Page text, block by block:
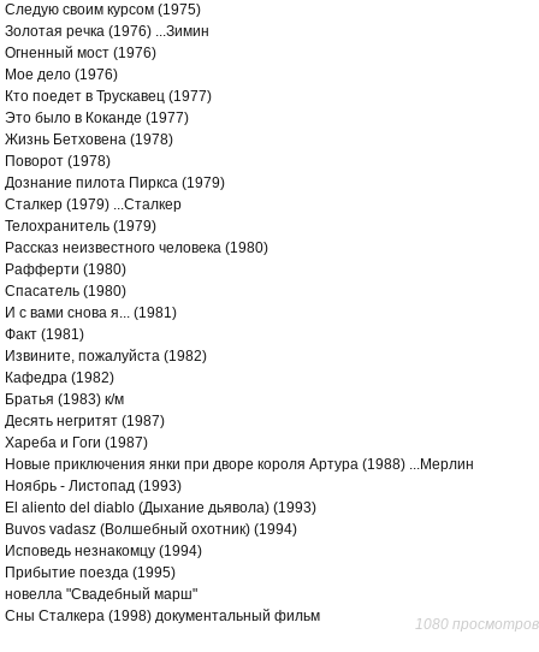
Следую своим курсом (1975)
Золотая речка (1976) ...Зимин
Огненный мост (1976)
Мое дело (1976)
Кто поедет в Трускавец (1977)
Это было в Коканде (1977)
Жизнь Бетховена (1978)
Поворот (1978)
Дознание пилота Пиркса (1979)
Сталкер (1979) ...Сталкер
Телохранитель (1979)
Рассказ неизвестного человека (1980)
Рафферти (1980)
Спасатель (1980)
И с вами снова я... (1981)
Факт (1981)
Извините, пожалуйста (1982)
Кафедра (1982)
Братья (1983) к/м
Десять негритят (1987)
Хареба и Гоги (1987)
Новые приключения янки при дворе короля Артура (1988) ...Мерлин
Ноябрь - Листопад (1993)
El aliento del diablo (Дыхание дьявола) (1993)
Buvos vadasz (Волшебный охотник) (1994)
Исповедь незнакомцу (1994)
Прибытие поезда (1995)
новелла "Свадебный марш"
Сны Сталкера (1998) документальный фильм
1080 просмотров